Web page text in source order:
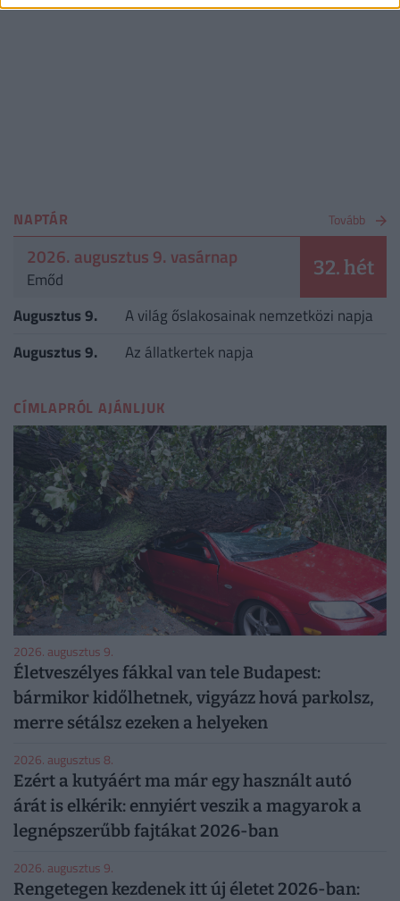
NAPTÁR Tovább
2026. augusztus 9. vasárnap
Emőd 32. hét
Augusztus 9.
A világ őslakosainak nemzetközi napja
Augusztus 9.
Az állatkertek napja
CÍMLAPRÓL AJÁNLJUK
2026. augusztus 9.
Életveszélyes fákkal van tele Budapest:
bármikor kidőlhetnek, vigyázz hová parkolsz,
merre sétálsz ezeken a helyeken
2026. augusztus 8.
Ezért a kutyáért ma már egy használt autó
árát is elkérik: ennyiért veszik a magyarok a
legnépszerűbb fajtákat 2026-ban
2026. augusztus 9.
Rengetegen kezdenek itt új életet 2026-ban: